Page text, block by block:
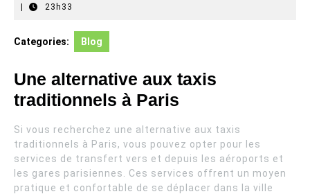
23h33
Categories: Blog
Une alternative aux taxis
traditionnels à Paris
Si vous recherchez une alternative aux taxis
traditionnels à Paris, vous pouvez opter pour les
services de transfert vers et depuis les aéroports et
les gares parisiennes. Ces services offrent un moyen
pratique et confortable de se déplacer dans la ville